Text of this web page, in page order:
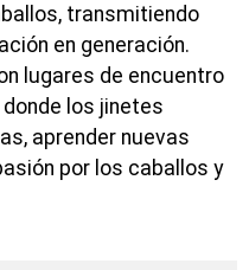
transmitiendo
en generación.
lugares de encuentro
los jinetes
aprender nuevas
por los caballos y